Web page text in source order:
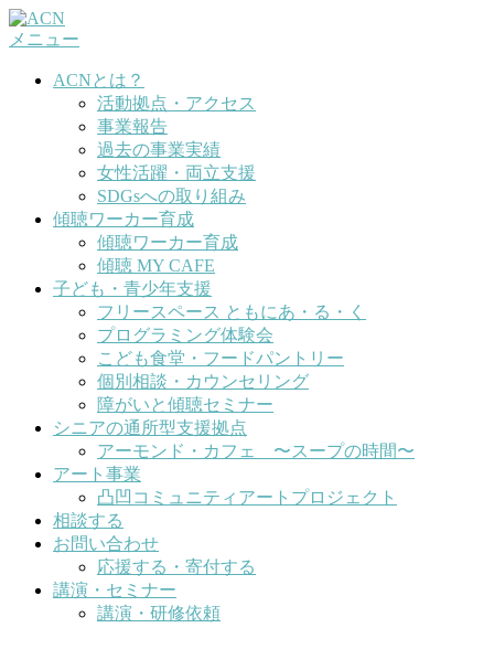
コ
ン
メニュー
ACNとは？
活動拠点・アクセス
事業報告
過去の事業実績
女性活躍・両立支援
SDGsへの取り組み
傾聴ワーカー育成
傾聴ワーカー育成
傾聴 MY CAFE
子ども・青少年支援
フリースペース ともにあ・る・く
プログラミング体験会
こども食堂・フードパントリー
個別相談・カウンセリング
障がいと傾聴セミナー
シニアの通所型支援拠点
アーモンド・カフェ 〜スープの時間〜
アート事業
凸凹コミュニティアートプロジェクト
相談する
お問い合わせ
応援する・寄付する
講演・セミナー
講演・研修依頼